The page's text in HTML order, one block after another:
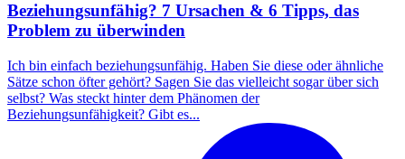
Beziehungsunfähig? 7 Ursachen & 6 Tipps, das
Problem zu überwinden
Ich bin einfach beziehungsunfähig. Haben Sie diese oder ähnliche
Sätze schon öfter gehört? Sagen Sie das vielleicht sogar über sich
selbst? Was steckt hinter dem Phänomen der
Beziehungsunfähigkeit? Gibt es...